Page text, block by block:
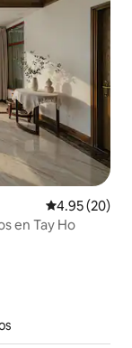
Calificación
4.95 (20)
en Tay Ho